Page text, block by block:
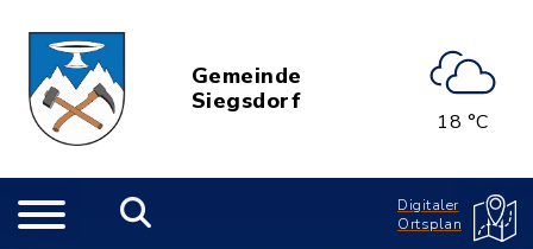
Gemeinde
Siegsdorf
18 °C
Digitaler
Ortsplan